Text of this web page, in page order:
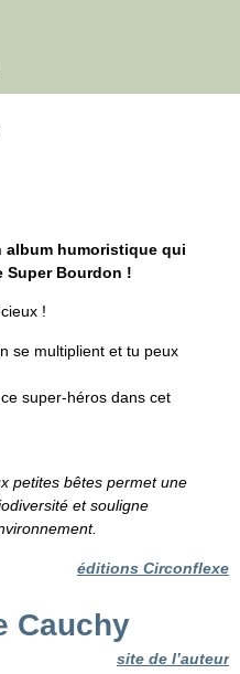
album humoristique qui
Super Bourdon !
!
se multiplient et tu peux
super-héros dans cet
petites bêtes permet une
et souligne
éditions Circonflexe
Cauchy
site de l’auteur